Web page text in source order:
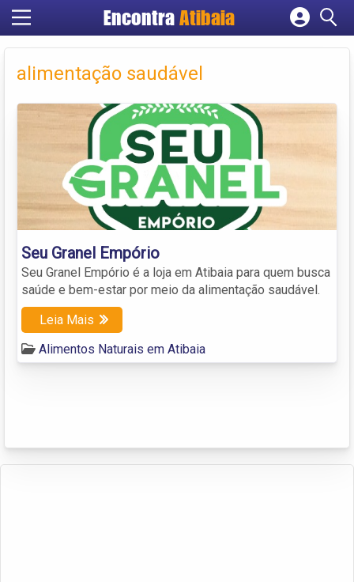
Encontra Atibaia
Cadastrar empresa
Criar conta
alimentação saudável
Seu Granel Empório
Seu Granel Empório é a loja em Atibaia para quem busca
saúde e bem-estar por meio da alimentação saudável.
Leia Mais
Alimentos Naturais em Atibaia